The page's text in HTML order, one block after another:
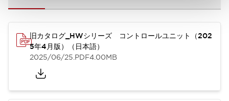
旧カタログ_HWシリーズ コントロールユニット（202
5年4月版）（日本語）
2025/06/25.PDF4.00MB